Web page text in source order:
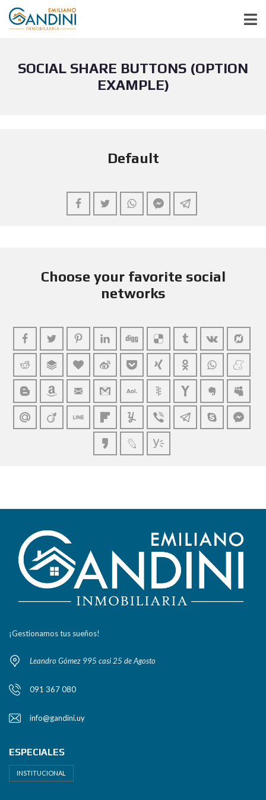
SOCIAL SHARE BUTTONS (OPTION
EXAMPLE)
Default
Choose your favorite social
networks
¡Gestionamos tus sueños!
Leandro Gómez 995 casi 25 de Agosto
091 367 080
info@gandini.uy
ESPECIALES
INSTITUCIONAL